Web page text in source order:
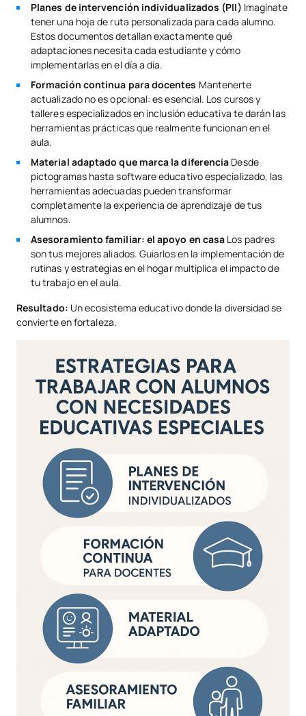
Planes de intervención individualizados (PII) Imagínate
tener una hoja de ruta personalizada para cada alumno.
Estos documentos detallan exactamente qué
adaptaciones necesita cada estudiante y cómo
implementarlas en el día a día.
Formación continua para docentes Mantenerte
actualizado no es opcional: es esencial. Los cursos y
talleres especializados en inclusión educativa te darán las
herramientas prácticas que realmente funcionan en el
aula.
Material adaptado que marca la diferencia Desde
pictogramas hasta software educativo especializado, las
herramientas adecuadas pueden transformar
completamente la experiencia de aprendizaje de tus
alumnos.
Asesoramiento familiar: el apoyo en casa Los padres
son tus mejores aliados. Guiarlos en la implementación de
rutinas y estrategias en el hogar multiplica el impacto de
tu trabajo en el aula.
Resultado: Un ecosistema educativo donde la diversidad se
convierte en fortaleza.